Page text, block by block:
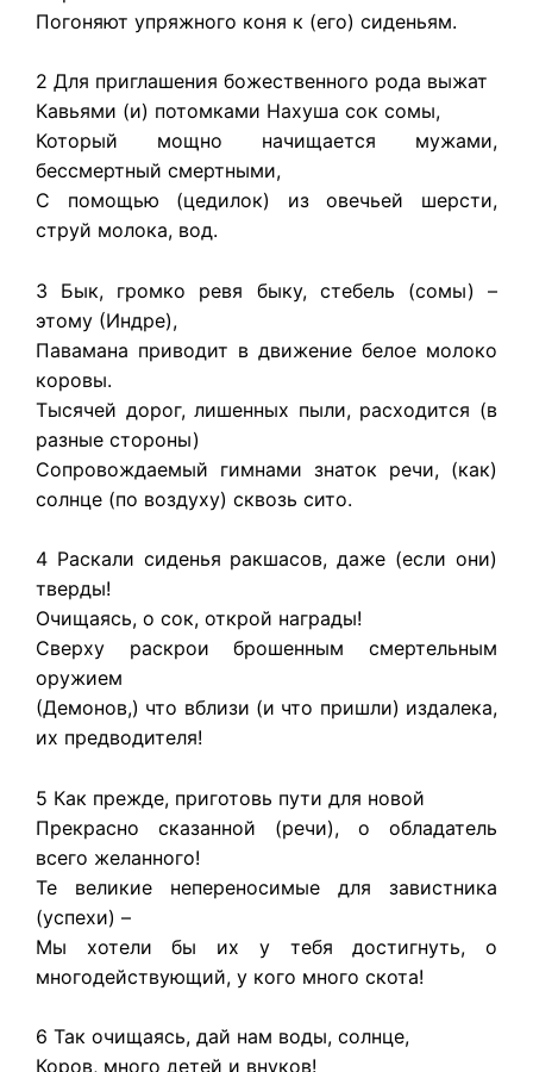
Погоняют упряжного коня к (его) сиденьям.
2 Для приглашения божественного рода выжат
Кавьями (и) потомками Нахуша сок сомы,
Который мощно начищается мужами,
бессмертный смертными,
С помощью (цедилок) из овечьей шерсти,
струй молока, вод.
3 Бык, громко ревя быку, стебель (сомы) –
этому (Индре),
Павамана приводит в движение белое молоко
коровы.
Тысячей дорог, лишенных пыли, расходится (в
разные стороны)
Сопровождаемый гимнами знаток речи, (как)
солнце (по воздуху) сквозь сито.
4 Раскали сиденья ракшасов, даже (если они)
тверды!
Очищаясь, о сок, открой награды!
Сверху раскрои брошенным смертельным
оружием
(Демонов,) что вблизи (и что пришли) издалека,
их предводителя!
5 Как прежде, приготовь пути для новой
Прекрасно сказанной (речи), о обладатель
всего желанного!
Те великие непереносимые для завистника
(успехи) –
Мы хотели бы их у тебя достигнуть, о
многодействующий, у кого много скота!
6 Так очищаясь, дай нам воды, солнце,
Коров, много детей и внуков!